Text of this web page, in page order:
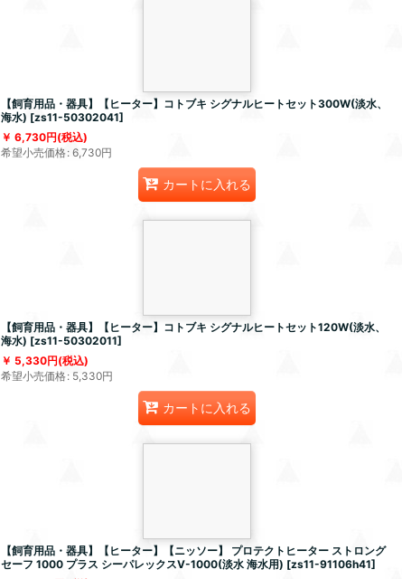
【飼育用品・器具】【ヒーター】コトブキ シグナルヒートセット300W(淡水、
海水) [zs11-50302041]
6,730円(税込)
希望小売価格: 6,730円
カートに入れる
【飼育用品・器具】【ヒーター】コトブキ シグナルヒートセット120W(淡水、
海水) [zs11-50302011]
5,330円(税込)
希望小売価格: 5,330円
カートに入れる
【飼育用品・器具】【ヒーター】【ニッソー】 プロテクトヒーター ストロング
セーフ 1000 プラス シーパレックスV-1000(淡水 海水用) [zs11-91106h41]